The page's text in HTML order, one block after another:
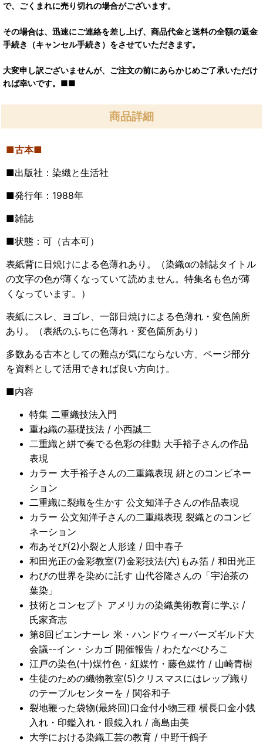
で、ごくまれに売り切れの場合がございます。
その場合は、迅速にご連絡を差し上げ、商品代金と送料の全額の返金
手続き（キャンセル手続き）をさせていただきます。
大変申し訳ございませんが、ご注文の前にあらかじめご了承いただけ
れば幸いです。■■
商品詳細
■古本■
■出版社：染織と生活社
■発行年：1988年
■雑誌
■状態：可 （古本可）
表紙背に日焼けによる色薄れあり。（染織αの雑誌タイトル
の文字の色が薄くなっていて読めません。特集名も色が薄
くなっています。）
表紙にスレ、ヨゴレ、一部日焼けによる色薄れ・変色箇所
あり。（表紙のふちに色薄れ・変色箇所あり）
多数ある古本としての難点が気にならない方、ページ部分
を資料として活用できれば良い方向け。
■内容
特集 二重織技法入門
重ね織の基礎技法 / 小西誠二
二重織と絣で奏でる色彩の律動 大手裕子さんの作品
表現
カラー 大手裕子さんの二重織表現 絣とのコンビネー
ション
二重織に裂織を生かす 公文知洋子さんの作品表現
カラー 公文知洋子さんの二重織表現 裂織とのコンビ
ネーション
布あそび(2)小裂と人形達 / 田中春子
和田光正の金彩教室(7)金彩技法(六)もみ箔 / 和田光正
わびの世界を染めに託す 山代谷隆さんの「宇治茶の
葉染」
技術とコンセプト アメリカの染織美術教育に学ぶ /
氏家斉志
第8回ビエンナーレ 米・ハンドウィーバーズギルド大
会議--イン・シカゴ 開催報告 / わたなべひろこ
江戸の染色(十)煤竹色・紅媒竹・藤色媒竹 / 山崎青樹
生徒のための織物教室(5)クリスマスにはレップ織り
のテーブルセンターを / 関谷和子
裂地鞭った袋物(最終回)口金付小物三種 横長口金小銭
入れ・印鑑入れ・眼鏡入れ / 高島由美
大学における染織工芸の教育 / 中野千鶴子